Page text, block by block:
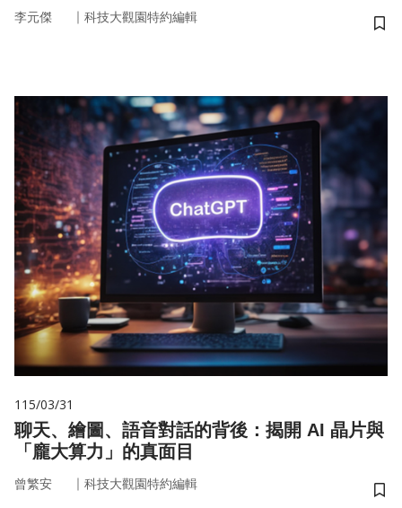
李元傑 ｜ 科技大觀園特約編輯
儲
115/03/31
聊天、繪圖、語音對話的背後：揭開 AI 晶片與
「龐大算力」的真面目
曾繁安 ｜ 科技大觀園特約編輯
儲